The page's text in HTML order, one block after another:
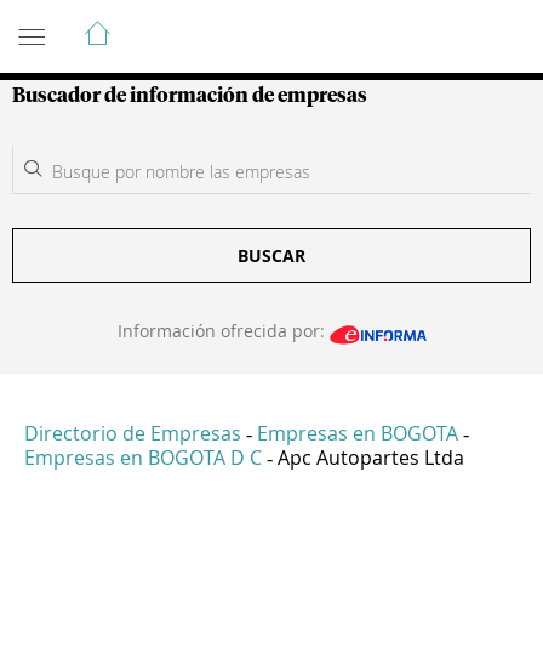
Guía de Empresas Colombianas
Buscador de información de empresas
BUSCAR
Información ofrecida por:
Directorio de Empresas - Empresas en BOGOTA -
Empresas en BOGOTA D C - Apc Autopartes Ltda